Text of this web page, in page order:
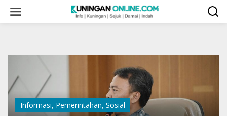
content
Informasi, Pemerintahan, Sosial